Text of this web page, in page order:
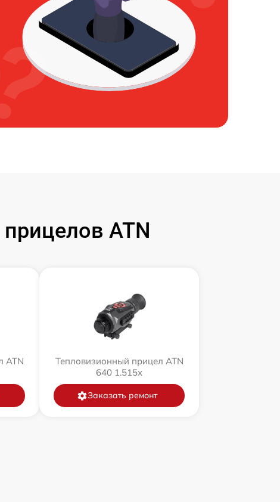
ATN
ATN
Тепловизионный прицел ATN
640 1.515x
Заказать ремонт